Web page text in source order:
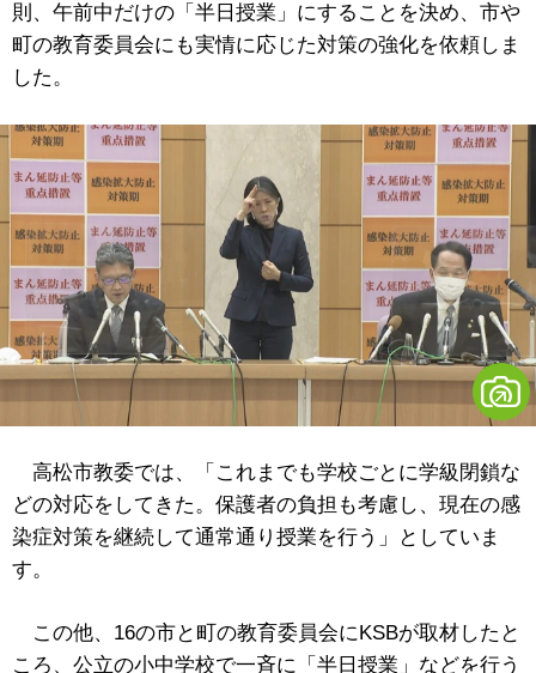
則、午前中だけの「半日授業」にすることを決め、市や
町の教育委員会にも実情に応じた対策の強化を依頼しま
した。
高松市教委では、「これまでも学校ごとに学級閉鎖な
どの対応をしてきた。保護者の負担も考慮し、現在の感
染症対策を継続して通常通り授業を行う」としていま
す。
この他、16の市と町の教育委員会にKSBが取材したと
ころ、公立の小中学校で一斉に「半日授業」などを行う